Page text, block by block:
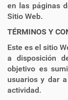
en las páginas
Sitio Web.
TÉRMINOS Y
Este es el sitio
a disposición
objetivo es
usuarios y dar
actividad.